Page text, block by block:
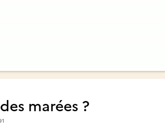
marées ?